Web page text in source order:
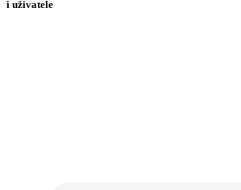
i uživatele